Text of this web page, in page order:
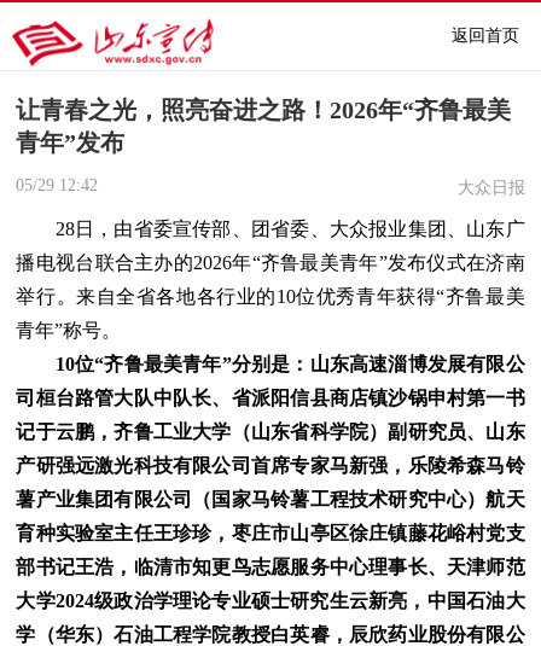
返回首页
让青春之光，照亮奋进之路！2026年“齐鲁最美
青年”发布
05/29 12:42 大众日报
28日，由省委宣传部、团省委、大众报业集团、山东广
播电视台联合主办的2026年“齐鲁最美青年”发布仪式在济南
举行。来自全省各地各行业的10位优秀青年获得“齐鲁最美
青年”称号。
10位“齐鲁最美青年”分别是：山东高速淄博发展有限公
司桓台路管大队中队长、省派阳信县商店镇沙锅申村第一书
记于云鹏，齐鲁工业大学（山东省科学院）副研究员、山东
产研强远激光科技有限公司首席专家马新强，乐陵希森马铃
薯产业集团有限公司（国家马铃薯工程技术研究中心）航天
育种实验室主任王珍珍，枣庄市山亭区徐庄镇藤花峪村党支
部书记王浩，临清市知更鸟志愿服务中心理事长、天津师范
大学2024级政治学理论专业硕士研究生云新亮，中国石油大
学（华东）石油工程学院教授白英睿，辰欣药业股份有限公